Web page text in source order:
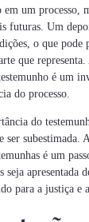
em um processo,
futuras. Um
o que
que
é um
do processo.
do
ser subestimada.
é um
seja apresentada
para a justiça e